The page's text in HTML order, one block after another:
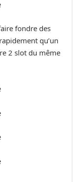
fondre des
qu’un
2 slot du même